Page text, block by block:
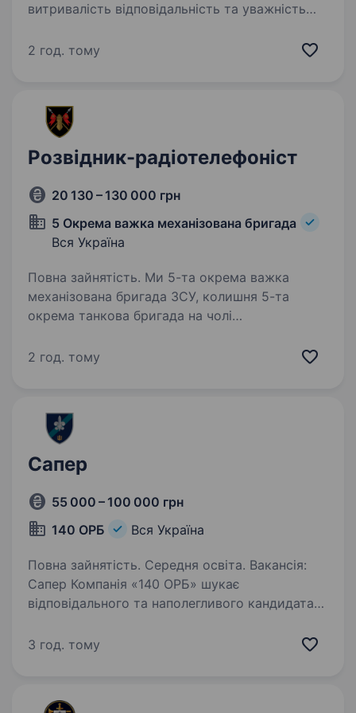
витривалість відповідальність та уважність
субординації та військової дисципліни
2 год. тому
Розвідник-радіотелефоніст
20 130 – 130 000 грн
5 Окрема важка механізована бригада
Вся Україна
Повна зайнятість. Ми 5-та окрема важка
механізована бригада ЗСУ, колишня 5-та
окрема танкова бригада на чолі
в битві за Бахмут, коли його підрозділ
2 год. тому
Сапер
55 000 – 100 000 грн
140 ОРБ
Вся Україна
Повна зайнятість. Середня освіта. Вакансія:
Сапер Компанія «140 ОРБ» шукає
відповідального та наполегливого кандидата
не потрібно буде знаходитися в зоні бойових
3 год. тому